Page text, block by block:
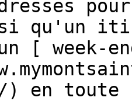
qu'un
[ week-
) en toute